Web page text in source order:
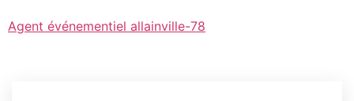
Agent événementiel allainville-78